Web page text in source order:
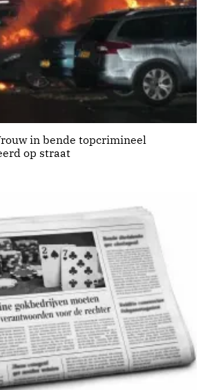
in bende topcrimineel
op straat